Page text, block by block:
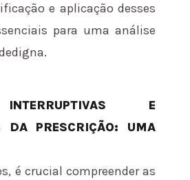
e aplicação desses
para uma análise
E
DA PRESCRIÇÃO: UMA
é crucial compreender as